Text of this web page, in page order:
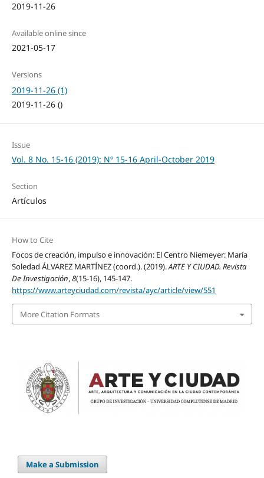
2019-11-26
Available online since
2021-05-17
Versions
2019-11-26 (1)
2019-11-26 ()
Issue
Vol. 8 No. 15-16 (2019): Nº 15-16 April-October 2019
Section
Artículos
How to Cite
Focos de creación, impulso e innovación: El Centro Niemeyer: María
Soledad ÁLVAREZ MARTÍNEZ (coord.). (2019).ARTE Y CIUDAD. Revista
De Investigación,8(15-16), 145-147.
https://www.arteyciudad.com/revista/ayc/article/view/551
More Citation Formats
Make a Submission